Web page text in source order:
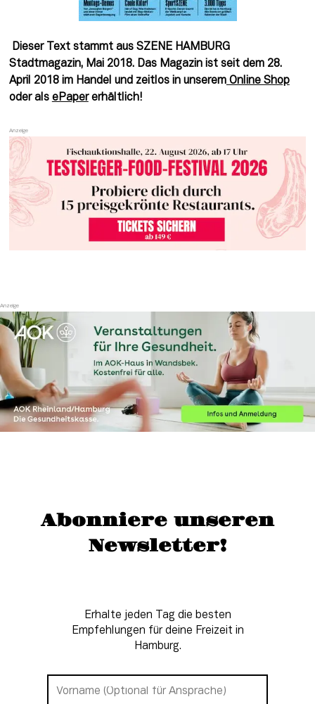
Dieser Text stammt aus SZENE HAMBURG
Stadtmagazin, Mai 2018. Das Magazin ist seit dem 28.
April 2018 im Handel und zeitlos in unseremOnline Shop
oder als ePapererhältlich!
Abonniere unseren
Newsletter!
Erhalte jeden Tag die besten
Empfehlungen für deine Freizeit in
Hamburg.